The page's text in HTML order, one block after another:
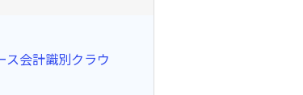
会計識別クラウ